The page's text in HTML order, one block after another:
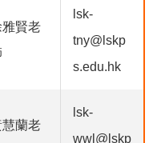
雅賢老
lsk-
tny@lskp
s.edu.hk
慧蘭老
lsk-
wwl@lskp